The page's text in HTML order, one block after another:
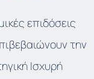
επιδόσεις
την
Ισχυρή